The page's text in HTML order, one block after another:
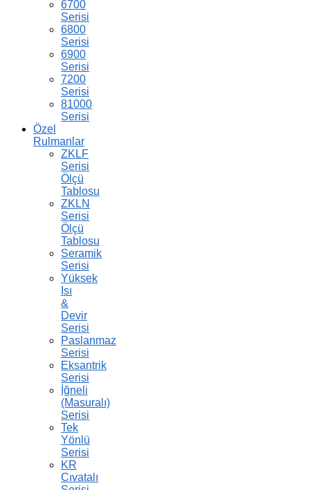
6700
Serisi
6800
Serisi
6900
Serisi
7200
Serisi
81000
Serisi
Özel
Rulmanlar
ZKLF
Serisi
Ölçü
Tablosu
ZKLN
Serisi
Ölçü
Tablosu
Seramik
Serisi
Yüksek
Isı
&
Devir
Serisi
Paslanmaz
Serisi
Eksantrik
Serisi
İğneli
(Masuralı)
Serisi
Tek
Yönlü
Serisi
KR
Cıvatalı